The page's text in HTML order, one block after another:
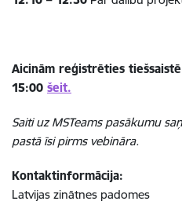
Aicinām reģistrēties
15:00 šeit.
Saiti uz MSTeams pasākumu
pastā īsi pirms vebināra.
Kontaktinformācija:
Latvijas zinātnes padomes